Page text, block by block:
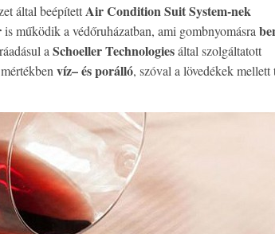
által beépített Air Condition Suit System-nek
is működik a védőruházatban, ami gombnyomásra
a Schoeller Technologiesáltal szolgáltatott
víz– és porálló, szóval a lövedékek mellett